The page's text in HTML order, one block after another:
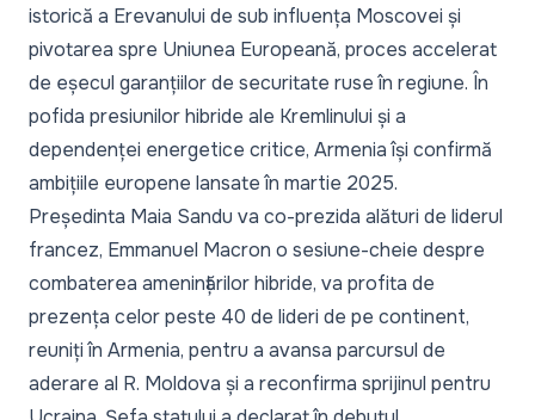
istorică a Erevanului de sub influența Moscovei și
pivotarea spre Uniunea Europeană, proces accelerat
de eșecul garanțiilor de securitate ruse în regiune. În
pofida presiunilor hibride ale Kremlinului și a
dependenței energetice critice, Armenia își confirmă
ambițiile europene lansate în martie 2025.
Președinta Maia Sandu va co-prezida alături de liderul
francez, Emmanuel Macron o sesiune-cheie despre
combaterea amenințărilor hibride, va profita de
prezența celor peste 40 de lideri de pe continent,
reuniți în Armenia, pentru a avansa parcursul de
aderare al R. Moldova și a reconfirma sprijinul pentru